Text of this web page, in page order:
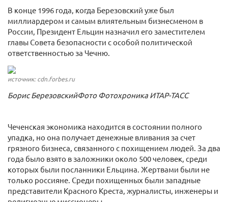
В конце 1996 года, когда Березовский уже был
миллиардером и самым влиятельным бизнесменом в
России, Президент Ельцин назначил его заместителем
главы Совета безопасности с особой политической
ответственностью за Чечню.
источник: cdn.forbes.ru
Борис БерезовскийФото Фотохроника ИТАР-ТАСС
Чеченская экономика находится в состоянии полного
упадка, но она получает денежные вливания за счет
грязного бизнеса, связанного с похищением людей. За два
года было взято в заложники около 500 человек, среди
которых были посланники Ельцина. Жертвами были не
только россияне. Среди похищенных были западные
представители Красного Креста, журналисты, инженеры и